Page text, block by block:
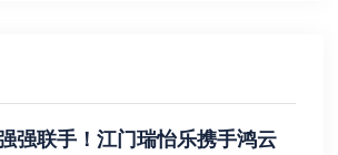
强联手！江门瑞怡乐携手鸿云